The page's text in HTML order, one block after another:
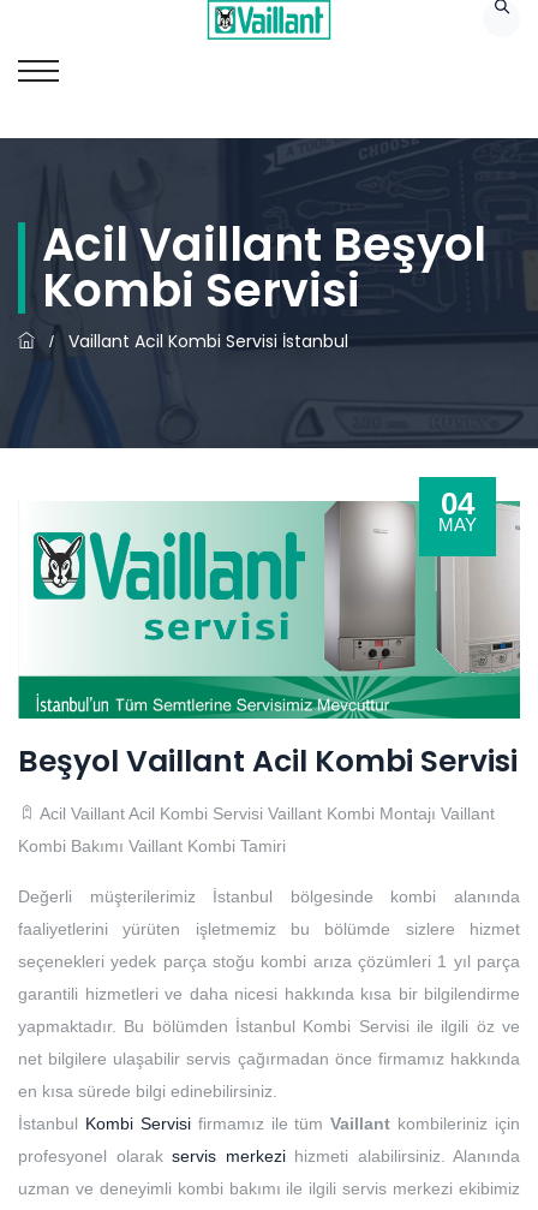
Acil Vaillant Beşyol
Kombi Servisi
/ Vaillant Acil Kombi Servisi İstanbul
04
MAY
Beşyol Vaillant Acil Kombi Servisi
Acil Vaillant Acil Kombi Servisi Vaillant Kombi Montajı Vaillant
Kombi Bakımı Vaillant Kombi Tamiri
Değerli müşterilerimiz İstanbul bölgesinde kombi alanında
faaliyetlerini yürüten işletmemiz bu bölümde sizlere hizmet
seçenekleri yedek parça stoğu kombi arıza çözümleri 1 yıl parça
garantili hizmetleri ve daha nicesi hakkında kısa bir bilgilendirme
yapmaktadır. Bu bölümden İstanbul Kombi Servisi ile ilgili öz ve
net bilgilere ulaşabilir servis çağırmadan önce firmamız hakkında
en kısa sürede bilgi edinebilirsiniz.
İstanbul Kombi Servisi firmamız ile tümVaillant kombileriniz için
profesyonel olarak servis merkezihizmeti alabilirsiniz. Alanında
uzman ve deneyimli kombi bakımı ile ilgili servis merkezi ekibimiz